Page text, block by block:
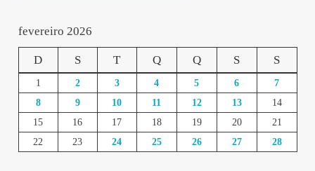
fevereiro 2026
D S T Q Q S S
1 2 3 4 5 6
7
8
9 10 11 12 13
14
15
16 17 18 19 20
21
22
23 24 25 26 27 28